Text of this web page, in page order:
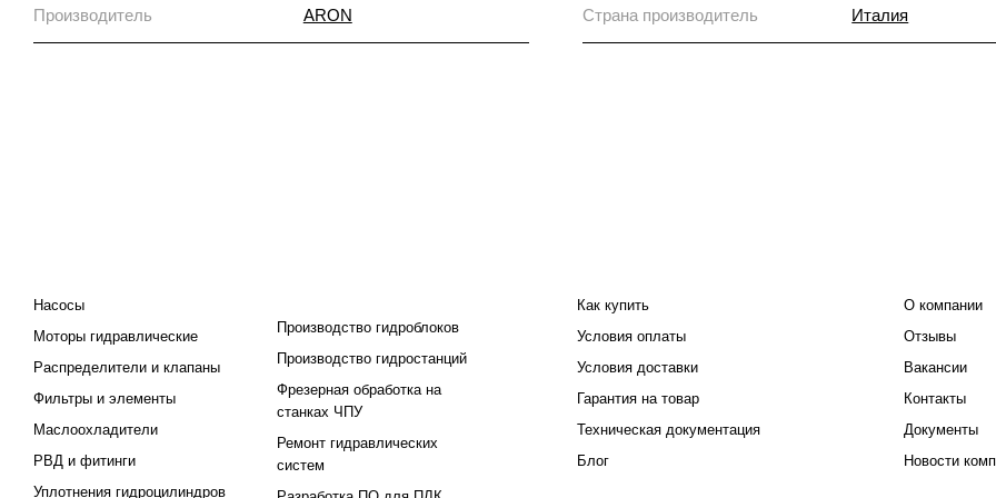
Производитель ARON Страна производитель Италия
Насосы
Моторы гидравлические
Распределители и клапаны
Фильтры и элементы
Маслоохладители
РВД и фитинги
Уплотнения гидроцилиндров
Производство гидроблоков
Производство гидростанций
Фрезерная обработка на
станках ЧПУ
Ремонт гидравлических
систем
Как купить
Условия оплаты
Условия доставки
Гарантия на товар
Техническая документация
Блог
О компании
Отзывы
Вакансии
Контакты
Документы
Новости